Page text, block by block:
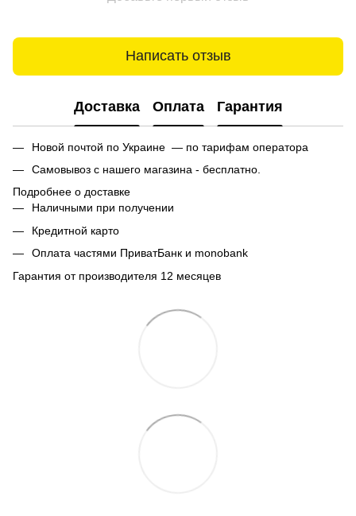
Написать отзыв
Доставка Оплата Гарантия
Новой почтой по Украине — по тарифам оператора
Самовывоз с нашего магазина - бесплатно.
Подробнее о доставке
Наличными при получении
Кредитной карто
Оплата частями ПриватБанк и monobank
Гарантия от производителя 12 месяцев